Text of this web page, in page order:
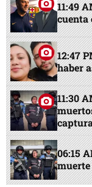
11:49
cuenta
12:47
haber
11:30
06:15
muerte